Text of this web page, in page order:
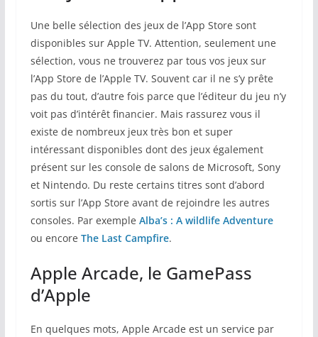
Une belle sélection des jeux de l’App Store sont
disponibles sur Apple TV. Attention, seulement une
sélection, vous ne trouverez par tous vos jeux sur
l’App Store de l’Apple TV. Souvent car il ne s’y prête
pas du tout, d’autre fois parce que l’éditeur du jeu n’y
voit pas d’intérêt financier. Mais rassurez vous il
existe de nombreux jeux très bon et super
intéressant disponibles dont des jeux également
présent sur les console de salons de Microsoft, Sony
et Nintendo. Du reste certains titres sont d’abord
sortis sur l’App Store avant de rejoindre les autres
consoles. Par exemple Alba’s : A wildlife Adventure
ou encore The Last Campfire.
Apple Arcade, le GamePass
d’Apple
En quelques mots, Apple Arcade est un service par